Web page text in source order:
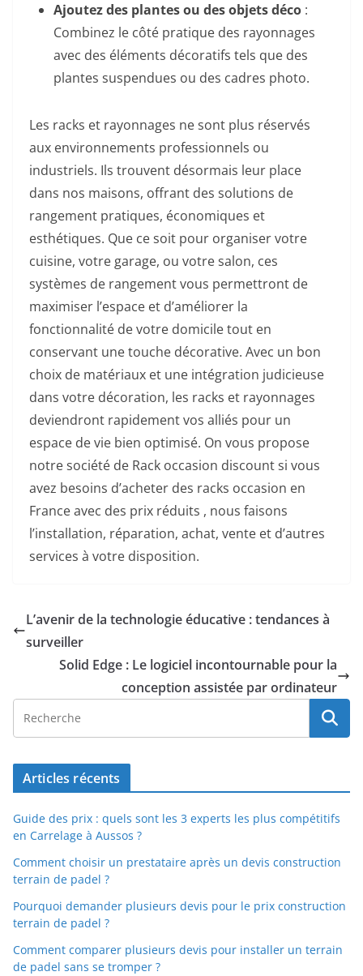
Ajoutez des plantes ou des objets déco :
Combinez le côté pratique des rayonnages
avec des éléments décoratifs tels que des
plantes suspendues ou des cadres photo.
Les racks et rayonnages ne sont plus réservés
aux environnements professionnels ou
industriels. Ils trouvent désormais leur place
dans nos maisons, offrant des solutions de
rangement pratiques, économiques et
esthétiques. Que ce soit pour organiser votre
cuisine, votre garage, ou votre salon, ces
systèmes de rangement vous permettront de
maximiser l’espace et d’améliorer la
fonctionnalité de votre domicile tout en
conservant une touche décorative. Avec un bon
choix de matériaux et une intégration judicieuse
dans votre décoration, les racks et rayonnages
deviendront rapidement vos alliés pour un
espace de vie bien optimisé. On vous propose
notre société de Rack occasion discount si vous
avez besoins d’acheter des racks occasion en
Franceavec des prix réduits , nous faisons
l’installation, réparation, achat, vente et d’autres
services à votre disposition.
L’avenir de la technologie éducative : tendances à
surveiller
Solid Edge : Le logiciel incontournable pour la
conception assistée par ordinateur
Articles récents
Guide des prix : quels sont les 3 experts les plus compétitifs
en Carrelage à Aussos ?
Comment choisir un prestataire après un devis construction
terrain de padel ?
Pourquoi demander plusieurs devis pour le prix construction
terrain de padel ?
Comment comparer plusieurs devis pour installer un terrain
de padel sans se tromper ?